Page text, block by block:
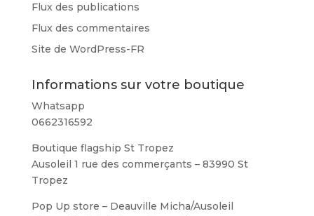
Flux des publications
Flux des commentaires
Site de WordPress-FR
Informations sur votre boutique
Whatsapp
0662316592
Boutique flagship St Tropez
Ausoleil 1 rue des commerçants – 83990 St
Tropez
Pop Up store – Deauville Micha/Ausoleil